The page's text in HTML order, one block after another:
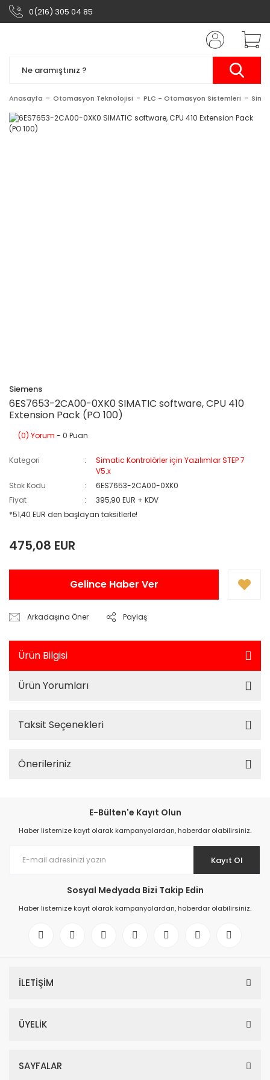
0(216) 305 04 85
Anasayfa Otomasyon Teknolojisi PLC - Otomasyon Sistemleri
Siemens
6ES7653-2CA00-0XK0 SIMATIC software, CPU 410
Extension Pack (PO 100)
(0) Yorum - 0 Puan
Kategori
Simatic Kontrolörler için Yazılımlar STEP 7
V5.x
Stok Kodu
6ES7653-2CA00-0XK0
Fiyat
395,90 EUR + KDV
*51,40 EUR den başlayan taksitlerle!
475,08 EUR
Gelince Haber Ver
Arkadaşına Öner Paylaş
Ürün Bilgisi
Ürün Yorumları
Taksit Seçenekleri
Önerileriniz
E-Bülten'e Kayıt Olun
Haber listemize kayıt olarak kampanyalardan, haberdar olabilirsiniz.
Kayıt Ol
Sosyal Medyada Bizi Takip Edin
Haber listemize kayıt olarak kampanyalardan, haberdar olabilirsiniz.
İLETİŞİM
ÜYELİK
SAYFALAR